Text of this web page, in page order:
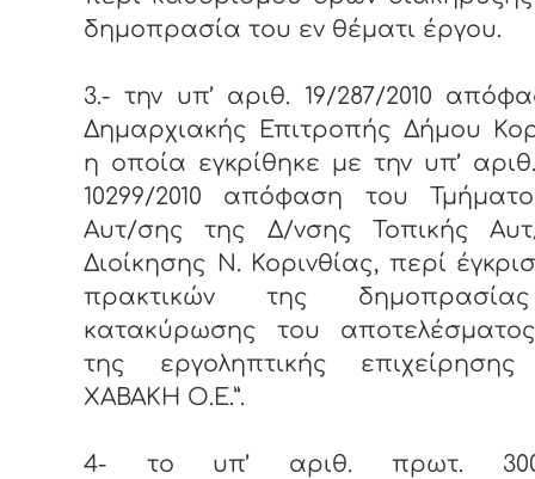
δημοπρασία του εν θέματι έργου.
3.- την υπ’ αριθ. 19/287/2010
Δημαρχιακής Επιτροπής Δήμου
η οποία εγκρίθηκε με την υπ’
10299/2010 απόφαση του
Αυτ/σης της Δ/νσης Τοπικής
Διοίκησης Ν. Κορινθίας, περί
πρακτικών της
κατακύρωσης του
της εργοληπτικής
ΧΑΒΑΚΗ Ο.Ε.”.
4- το υπ’ αριθ. πρωτ.